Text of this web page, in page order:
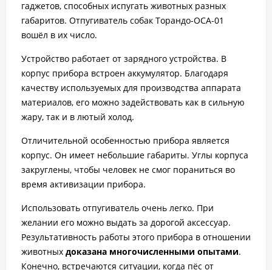
гаджетов, способных испугать животных разных
габаритов. Отпугиватель собак Торандо-ОСА-01
вошёл в их число.
Устройство работает от зарядного устройства. В
корпус прибора встроен аккумулятор. Благодаря
качеству используемых для производства аппарата
материалов, его можно задействовать как в сильную
жару, так и в лютый холод.
Отличительной особенностью прибора является
корпус. Он имеет небольшие габариты. Углы корпуса
закруглены, чтобы человек не смог пораниться во
время активизации прибора.
Использовать отпугиватель очень легко. При
желании его можно выдать за дорогой аксессуар.
Результативность работы этого прибора в отношении
животных доказана многочисленными опытами.
Конечно, встречаются ситуации, когда пёс от